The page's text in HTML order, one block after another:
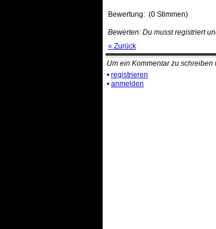
Bewertung: (0 Stimmen)
Bewerten: Du musst registriert
« Zurück
Um ein Kommentar zu
• registrieren
• anmelden